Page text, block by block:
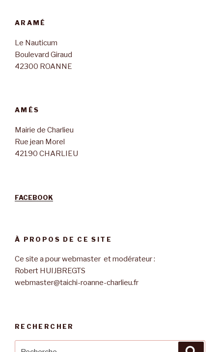
ARAMÉ
Le Nauticum
Boulevard Giraud
42300 ROANNE
AMÉS
Mairie de Charlieu
Rue jean Morel
42190 CHARLIEU
FACEBOOK
À PROPOS DE CE SITE
Ce site a pour webmaster et modérateur :
Robert HUIJBREGTS
webmaster@taichi-roanne-charlieu.fr
RECHERCHER